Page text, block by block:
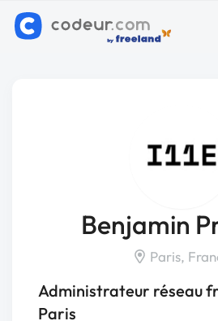
Benjamin
Paris,
Administrateur réseau
Paris